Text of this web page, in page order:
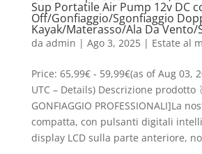
Sup Portatile Air Pump 12v DC
Off/Gonfiaggio/Sgonfiaggio
Kayak/Materasso/Ala Da
da admin | Ago 3, 2025| Estate al
Price: 65,99€ - 59,99€(as of Aug 03,
UTC – Details) Descrizione prodotto
GONFIAGGIO PROFESSIONALI]La
compatta, con pulsanti digitali
display LCD sulla parte anteriore,